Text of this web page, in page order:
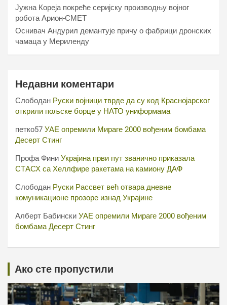
Јужна Кореја покреће серијску производњу војног
робота Арион-СМЕТ
Оснивач Андурил демантује причу о фабрици дронских
чамаца у Мериленду
Недавни коментари
Слободан Руски војници тврде да су код Краснојарског
открили пољске борце у НАТО униформама
петко57 УАЕ опремили Мираге 2000 вођеним бомбама
Десерт Стинг
Профа Фини Украјина први пут званично приказала
СТАСХ са Хеллфире ракетама на камиону ДАФ
Слободан Руски Рассвет већ отвара дневне
комуникационе прозоре изнад Украјине
Алберт Бабински УАЕ опремили Мираге 2000 вођеним
бомбама Десерт Стинг
Ако сте пропустили